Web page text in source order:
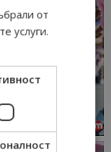
от
услуги.